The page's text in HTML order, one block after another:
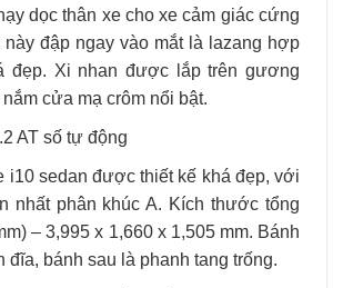
dọc thân xe cho xe cảm giác cứng
này đập ngay vào mắt là lazang hợp
đẹp. Xi nhan được lắp trên gương
cửa mạ crôm nổi bật.
i10 sedan được thiết kế khá đẹp, với
nhất phân khúc A. Kích thước tổng
–3,995 x 1,660 x 1,505mm. Bánh
đĩa, bánh sau là phanh tang trống.